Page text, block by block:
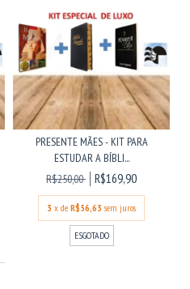
PRESENTE MÃES - KIT PARA
ESTUDAR A BÍBLI...
R$250,00
R$169,90
3 x de R$56,63 sem juros
ESGOTADO